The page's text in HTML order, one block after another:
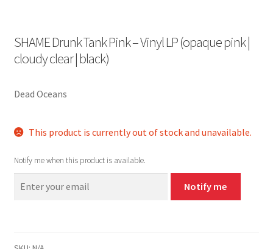
SHAME Drunk Tank Pink – Vinyl LP (opaque pink |
cloudy clear | black)
Dead Oceans
This product is currently out of stock and unavailable.
Notify me when this product is available.
Notify me